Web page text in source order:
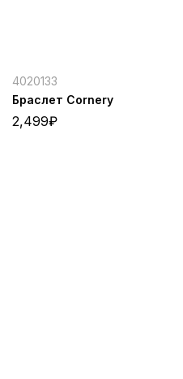
4020133
Браслет Cornery
2,499₽